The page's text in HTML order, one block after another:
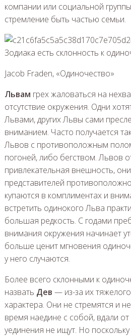
компании или социальной
стремление быть частью семьи.
Jacob Fraden, «Одиночество»
Львам грех жаловаться на
отсутствие окружения. Одни
Львами, других Львы сами
вниманием. Часто получается
Львов с противоположным
погоней, либо бегством. Львов
привлекательная внешность,
представителей
купаются в комплиментах и
встретить одинокого Льва
большая редкость. С годами
внимания окружения начинает
больше ценит мгновения
у него случаются.
Более всего склонными к
назвать Дев — из-за их
характера. Они не стремятся и
время наедине с собой, вдали
уединения не ищут. Но